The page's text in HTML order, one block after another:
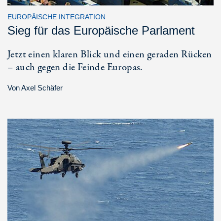
EUROPÄISCHE INTEGRATION
Sieg für das Europäische Parlament
Jetzt einen klaren Blick und einen geraden Rücken
– auch gegen die Feinde Europas.
VonAxel Schäfer